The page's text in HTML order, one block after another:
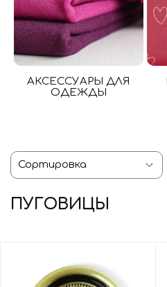
АКСЕССУАРЫ ДЛЯ
ОДЕЖДЫ
ПУГОВИЦЫ